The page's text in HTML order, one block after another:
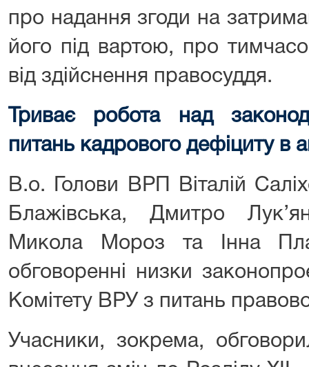
про надання згоди на
його під вартою, про
від здійснення правосуддя.
Триває робота над
питань кадрового дефіциту в
В.о. Голови ВРП Віталій
Блажівська, Дмитро
Микола Мороз та Інна
обговоренні низки
Комітету ВРУ з питань
Учасники, зокрема,